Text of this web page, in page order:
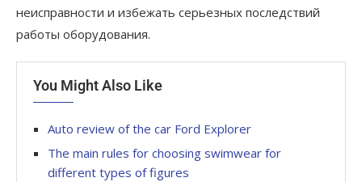
неисправности и избежать серьезных последствий
работы оборудования.
You Might Also Like
Auto review of the car Ford Explorer
The main rules for choosing swimwear for
different types of figures